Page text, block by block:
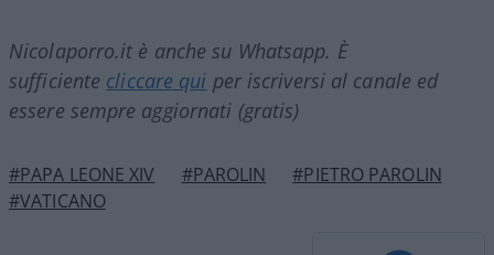
Nicolaporro.it è anche su Whatsapp. È
sufficiente cliccare qui per iscriversi al canale ed
essere sempre aggiornati (gratis)
#PAPA LEONE XIV #PAROLIN
#PIETRO PAROLIN
#VATICANO